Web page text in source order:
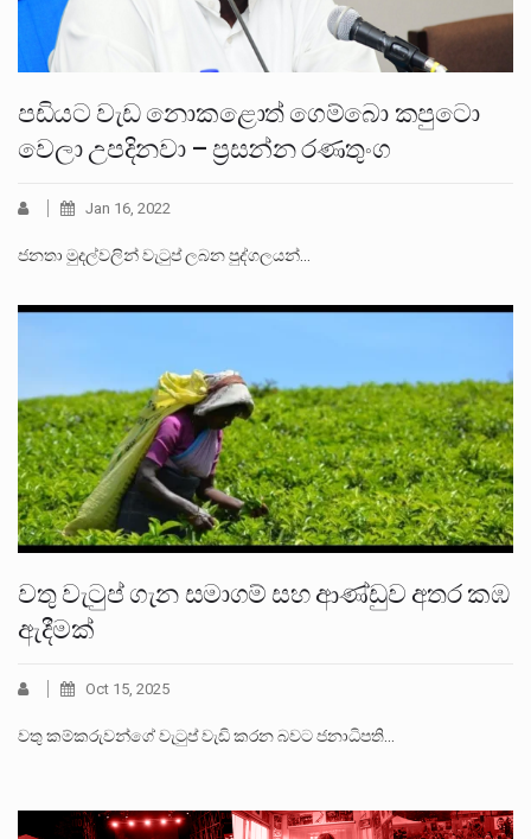
පඩියට වැඩ නොකළොත් ගෙම්බො කපුටො
වෙලා උපදිනවා – ප්‍රසන්න රණතුංග
Jan 16, 2022
ජනතා මුදල්වලින් වැටුප් ලබන පුද්ගලයන්…
වතු වැටුප් ගැන සමාගම් සහ ආණ්ඩුව අතර කඹ
ඇදීමක්
Oct 15, 2025
වතු කම්කරුවන්ගේ වැටුප් වැඩි කරන බවට ජනාධිපති…